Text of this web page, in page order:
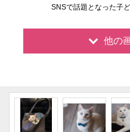
SNSで話題となった子
他の